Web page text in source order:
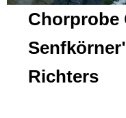
Chorprobe
Richters